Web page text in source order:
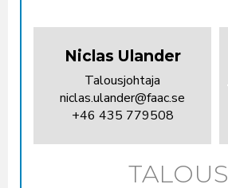
Niclas Ulander
Talousjohtaja
niclas.ulander@faac.se
+46 435 779508
TALOUS